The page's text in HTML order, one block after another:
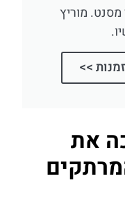
מסנט. מוריץ
>>
את